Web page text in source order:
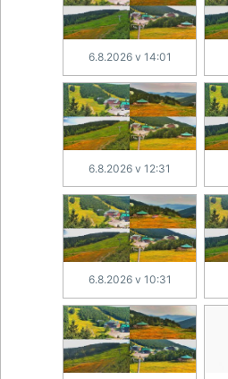
6.8.2026 v 14:01
6.8.2026 v 12:31
6.8.2026 v 10:31